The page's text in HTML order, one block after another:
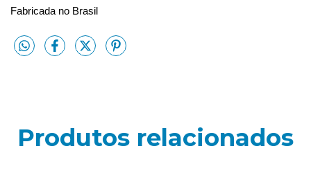
Fabricada no Brasil
Produtos relacionados